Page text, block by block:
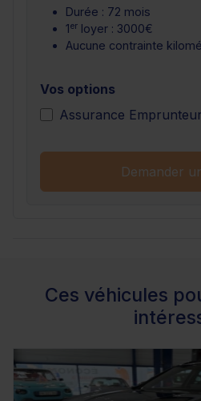
Durée : 72 mois
1er loyer : 3000€
Aucune contrainte
Vos options
Assurance Emprunteur
Demander
Ces véhicules